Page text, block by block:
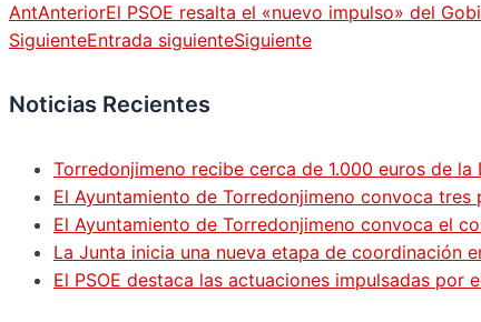
AntAnteriorEl PSOE resalta el «nuevo impulso» del
SiguienteEntrada siguienteSiguiente
Noticias Recientes
Torredonjimeno recibe cerca de 1.000 euros de
El Ayuntamiento de Torredonjimeno convoca tres
El Ayuntamiento de Torredonjimeno convoca el
La Junta inicia una nueva etapa de coordinación
El PSOE destaca las actuaciones impulsadas por